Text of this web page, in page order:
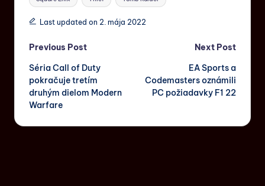
Last updated on 2. mája 2022
Previous Post
Séria Call of Duty
pokračuje tretím
druhým dielom Modern
Warfare
Next Post
EA Sports a
Codemasters oznámili
PC požiadavky F1 22